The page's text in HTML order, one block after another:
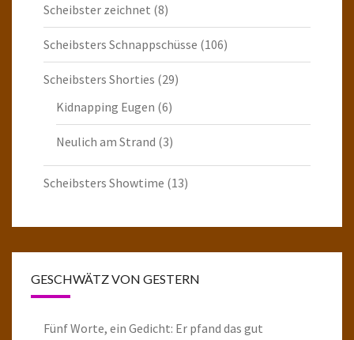
Scheibster zeichnet (8)
Scheibsters Schnappschüsse (106)
Scheibsters Shorties (29)
Kidnapping Eugen (6)
Neulich am Strand (3)
Scheibsters Showtime (13)
GESCHWÄTZ VON GESTERN
Fünf Worte, ein Gedicht: Er pfand das gut